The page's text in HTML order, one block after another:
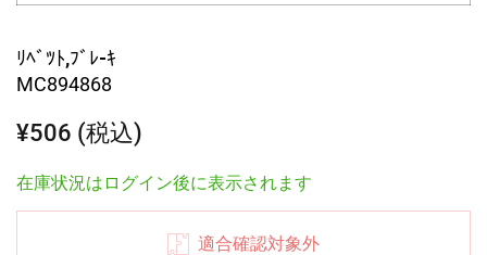
ﾘﾍﾞﾂﾄ,ﾌﾞﾚ-ｷ
MC894868
¥506 (税込)
在庫状況はログイン後に表示されます
適合確認対象外